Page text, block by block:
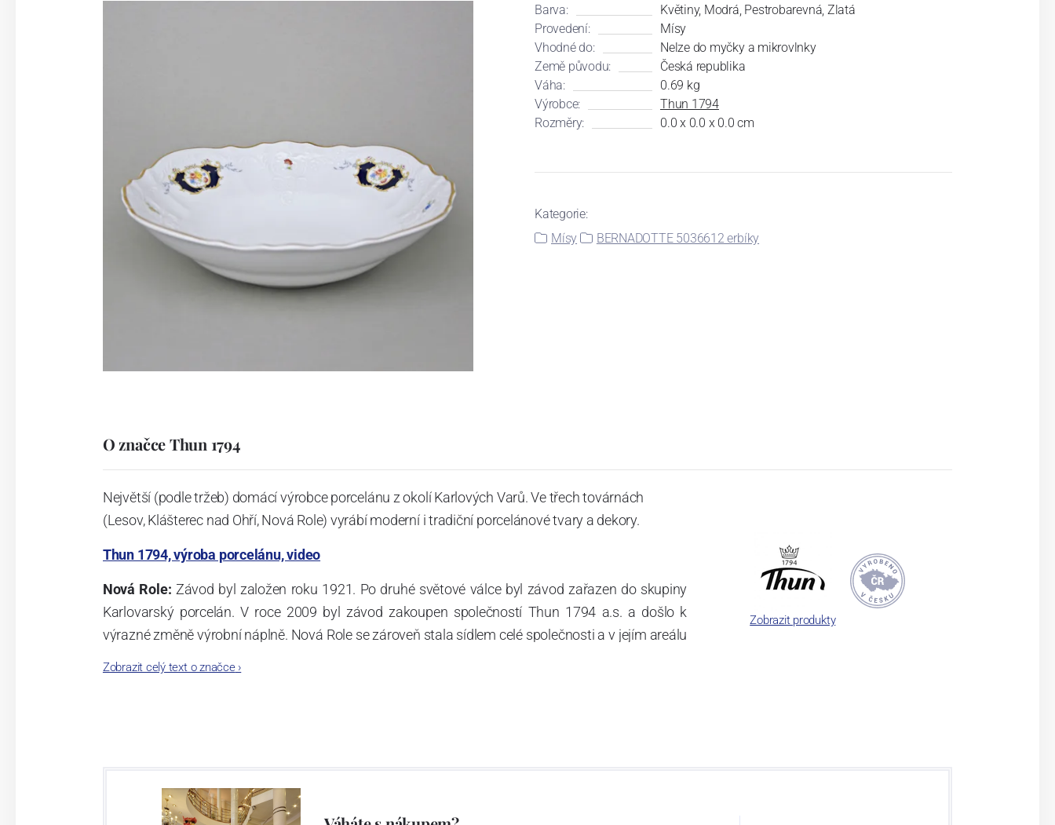
Barva:
Květiny, Modrá, Pestrobarevná, Zlatá
Provedení:
Mísy
Vhodné do:
Nelze do myčky a mikrovlnky
Země původu:
Česká republika
Váha:
0.69 kg
Výrobce:
Thun 1794
Rozměry:
0.0 x 0.0 x 0.0 cm
Kategorie:
Mísy
BERNADOTTE 5036612 erbíky
O značce Thun 1794
Největší (podle tržeb) domácí výrobce porcelánu z okolí Karlových Varů. Ve třech továrnách
(Lesov, Klášterec nad Ohří, Nová Role) vyrábí moderní i tradiční porcelánové tvary a dekory.
Thun 1794, výroba porcelánu, video
Nová Role: Závod byl založen roku 1921. Po druhé světové válce byl závod zařazen do skupiny
Karlovarský porcelán. V roce 2009 byl závod zakoupen společností Thun 1794 a.s. a došlo k
výrazné změně výrobní náplně. Nová Role se zároveň stala sídlem celé společnosti a v jejím areálu
Zobrazit celý text o značce›
Zobrazit produkty